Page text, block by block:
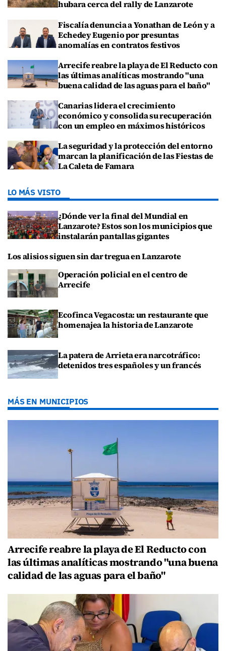
hubara cerca del rally de Lanzarote
Fiscalía denuncia a Yonathan de León y a
Echedey Eugenio por presuntas
anomalías en contratos festivos
Arrecife reabre la playa de El Reducto con
las últimas analíticas mostrando "una
buena calidad de las aguas para el baño"
Canarias lidera el crecimiento
económico y consolida su recuperación
con un empleo en máximos históricos
La seguridad y la protección del entorno
marcan la planificación de las Fiestas de
La Caleta de Famara
LO MÁS VISTO
¿Dónde ver la final del Mundial en
Lanzarote? Estos son los municipios que
instalarán pantallas gigantes
Los alisios siguen sin dar tregua en Lanzarote
Operación policial en el centro de
Arrecife
Ecofinca Vegacosta: un restaurante que
homenajea la historia de Lanzarote
La patera de Arrieta era narcotráfico:
detenidos tres españoles y un francés
MÁS EN MUNICIPIOS
Arrecife reabre la playa de El Reducto con
las últimas analíticas mostrando "una buena
calidad de las aguas para el baño"